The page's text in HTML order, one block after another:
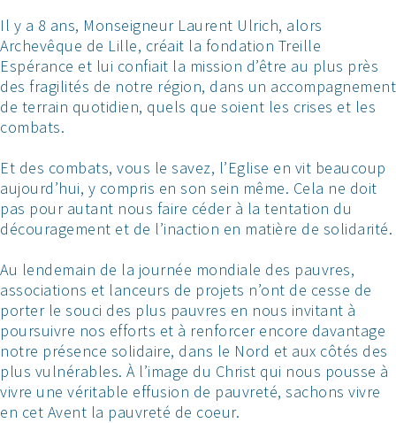
Il y a 8 ans, Monseigneur Laurent Ulrich, alors
Archevêque de Lille, créait la fondation Treille
Espérance et lui confiait la mission d’être au plus près
des fragilités de notre région, dans un accompagnement
de terrain quotidien, quels que soient les crises et les
combats.
Et des combats, vous le savez, l’Eglise en vit beaucoup
aujourd’hui, y compris en son sein même. Cela ne doit
pas pour autant nous faire céder à la tentation du
découragement et de l’inaction en matière de solidarité.
Au lendemain de la journée mondiale des pauvres,
associations et lanceurs de projets n’ont de cesse de
porter le souci des plus pauvres en nous invitant à
poursuivre nos efforts et à renforcer encore davantage
notre présence solidaire, dans le Nord et aux côtés des
plus vulnérables. À l’image du Christ qui nous pousse à
vivre une véritable effusion de pauvreté, sachons vivre
en cet Avent la pauvreté de coeur.